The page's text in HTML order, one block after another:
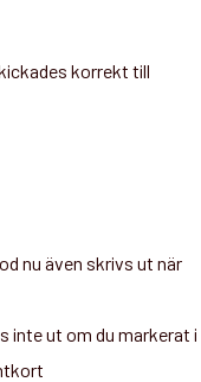
korrekt till
nu även skrivs ut när
inte ut om du markerat i